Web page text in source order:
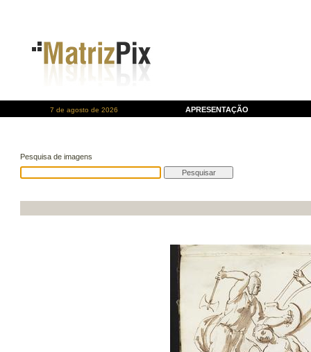
7 de agosto de 2026 APRESENTAÇÃO
Pesquisa de imagens